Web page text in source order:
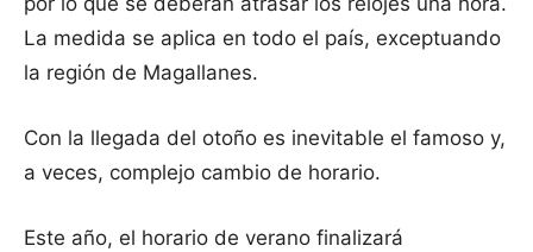
La medida se aplica en todo el país, exceptuando
la región de Magallanes.
Con la llegada del otoño es inevitable el famoso y,
a veces, complejo cambio de horario.
Este año, el horario de verano finalizará